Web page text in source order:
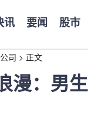
讯 要闻 股市
公司 > 正文
漫：男